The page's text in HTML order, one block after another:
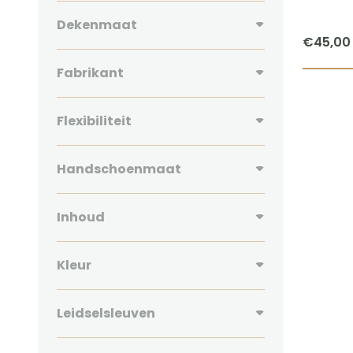
Dekenmaat
Fabrikant
Flexibiliteit
Handschoenmaat
Inhoud
Kleur
Leidselsleuven
€45,00